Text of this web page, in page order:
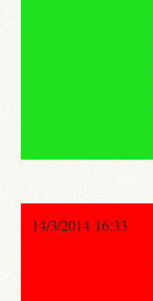
14/3/2014 16:33